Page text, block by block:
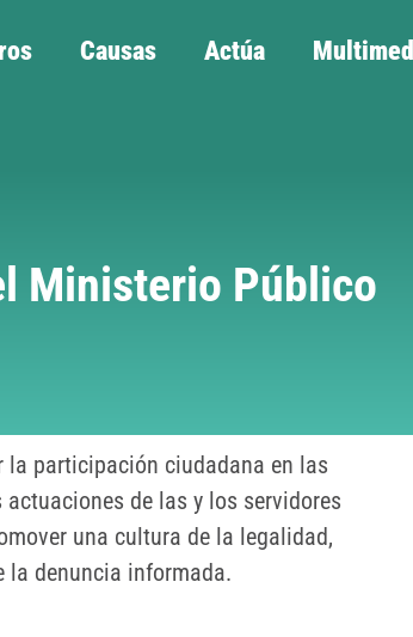
Causas Actúa
Ministerio Público
participación ciudadana en las
de las y los servidores
una cultura de la legalidad,
la denuncia informada.